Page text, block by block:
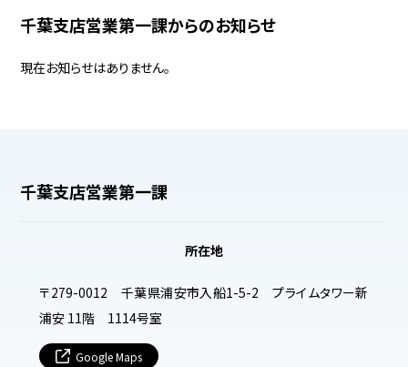
千葉支店営業第一課からのお知らせ
現在お知らせはありません。
千葉支店営業第一課
所在地
〒279-0012 千葉県浦安市入船1-5-2 プライムタワー新
浦安 11階 1114号室
Google Maps